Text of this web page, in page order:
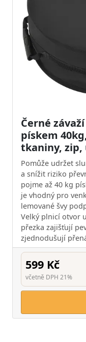
Černé
pískem
tkaniny, zip,
Pomůže udržet
a snížit riziko
pojme až 40 kg
je vhodný pro
lemované švy
Velký plnicí otvor
přezka zajišťují
zjednodušují
599 Kč
včetně DPH 21%